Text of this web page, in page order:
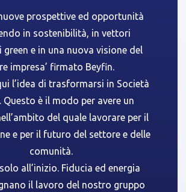
prospettive ed opportunità
in sostenibilità, in vettori
green e in una nuova visione del
impresa’ firmato Beyfin.
l’idea di trasformarsi in Società
Questo è il modo per avere un
del quale lavorare per il
e per il futuro del settore e delle
comunità.
all’inizio. Fiducia ed energia
il lavoro del nostro gruppo